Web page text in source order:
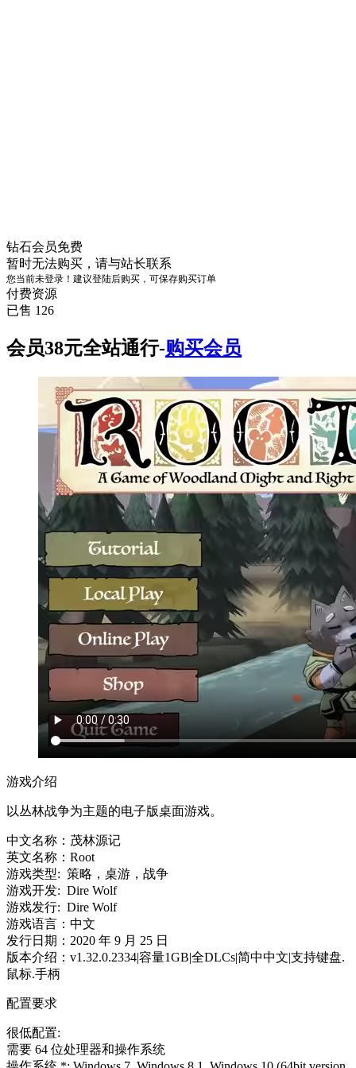
钻石会员免费
暂时无法购买，请与站长联系
您当前未登录！建议登陆后购买，可保存购买订单
付费资源
已售 126
会员38元全站通行-购买会员
游戏介绍
以丛林战争为主题的电子版桌面游戏。
中文名称：茂林源记
英文名称：Root
游戏类型: 策略，桌游，战争
游戏开发: Dire Wolf
游戏发行: Dire Wolf
游戏语言：中文
发行日期：2020 年 9 月 25 日
版本介绍：v1.32.0.2334|容量1GB|全DLCs|简中中文|支持键盘.
鼠标.手柄
配置要求
很低配置:
需要 64 位处理器和操作系统